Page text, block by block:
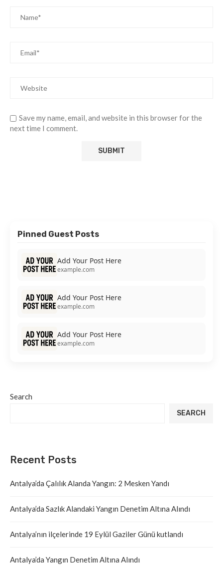
Save my name, email, and website in this browser for the
next time I comment.
Pinned Guest Posts
Add Your Post Here
example.com
Add Your Post Here
example.com
Add Your Post Here
example.com
Search
SEARCH
Recent Posts
Antalya’da Çalılık Alanda Yangın: 2 Mesken Yandı
Antalya’da Sazlık Alandaki Yangın Denetim Altına Alındı
Antalya’nın ilçelerinde 19 Eylül Gaziler Günü kutlandı
Antalya’da Yangın Denetim Altına Alındı